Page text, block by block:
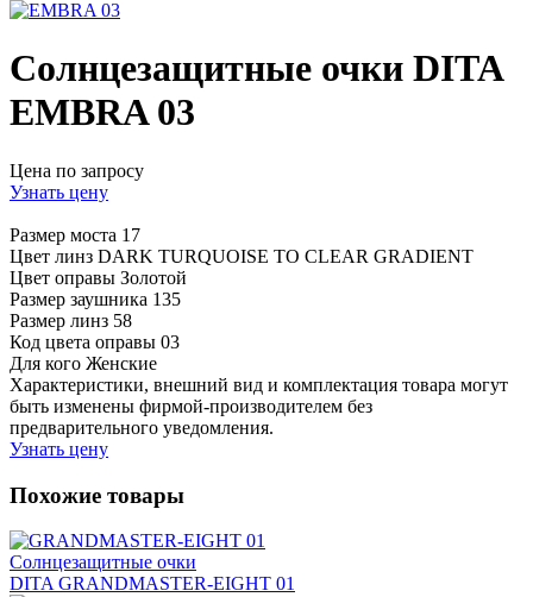
Солнцезащитные очки DITA
EMBRA 03
Цена по запросу
Узнать цену
Размер моста 17
Цвет линз DARK TURQUOISE TO CLEAR GRADIENT
Цвет оправы Золотой
Размер заушника 135
Размер линз 58
Код цвета оправы 03
Для кого Женские
Характеристики, внешний вид и комплектация товара могут
быть изменены фирмой-производителем без
предварительного уведомления.
Узнать цену
Похожие товары
Солнцезащитные очки
DITA GRANDMASTER-EIGHT 01